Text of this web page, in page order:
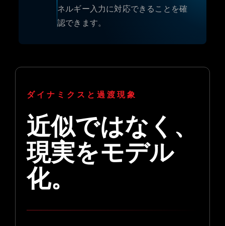
ネルギー入力に対応できることを確
認できます。
ダイナミクスと過渡現象
近似ではなく、
現実をモデル
化。